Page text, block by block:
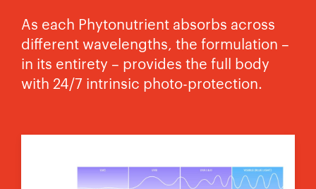
As each Phytonutrient absorbs across
different wavelengths, the formulation –
in its entirety – provides the full body
with 24/7 intrinsic photo-protection.